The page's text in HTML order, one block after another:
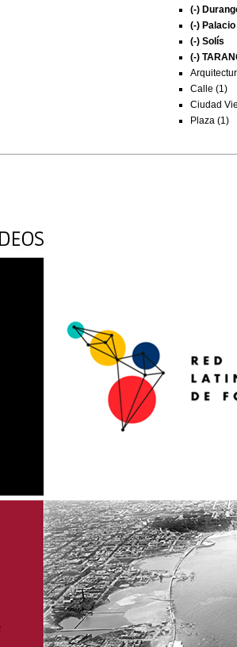
(-)
(-) Palacio
(-) Solís
(-)
Calle (1)
Ciudad
Plaza (1)